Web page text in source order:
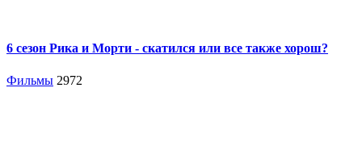
6 сезон Рика и Морти - скатился или все также хорош?
Фильмы 2972